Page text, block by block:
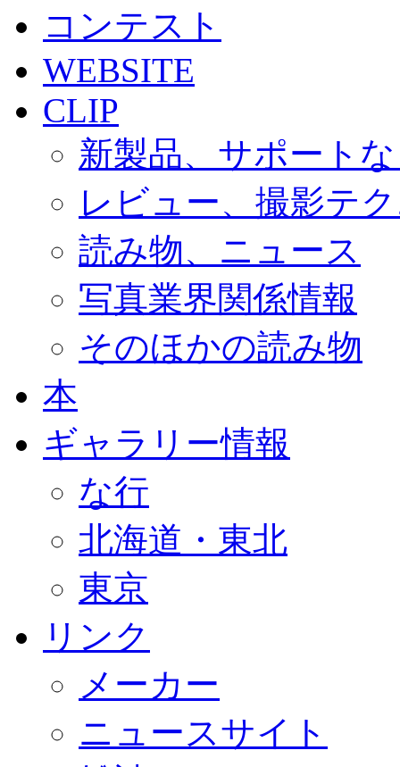
コンテスト
WEBSITE
CLIP
新製品、サポート
レビュー、撮影テ
読み物、ニュース
写真業界関係情報
そのほかの読み物
本
ギャラリー情報
な行
北海道・東北
東京
リンク
メーカー
ニュースサイト